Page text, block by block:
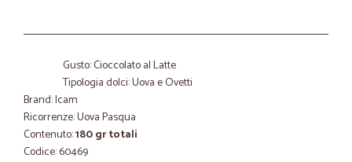
Gusto: Cioccolato al Latte
Tipologia dolci: Uova e Ovetti
Brand: Icam
Ricorrenze: Uova Pasqua
Contenuto:180 gr totali
Codice: 60469